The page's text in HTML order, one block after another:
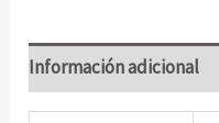
Información adicional